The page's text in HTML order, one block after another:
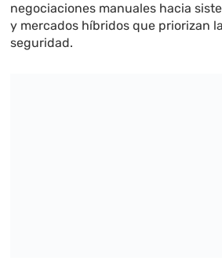
negociaciones manuales hacia
y mercados híbridos que priorizan
seguridad.